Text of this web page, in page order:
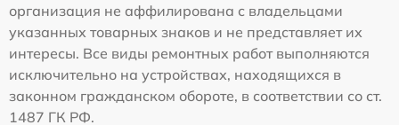
организация не аффилирована с владельцами
указанных товарных знаков и не представляет их
интересы. Все виды ремонтных работ выполняются
исключительно на устройствах, находящихся в
законном гражданском обороте, в соответствии со ст.
1487 ГК РФ.